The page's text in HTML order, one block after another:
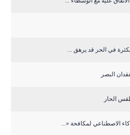
في الحر قد يرهق ...
البصر
الحار
الاصطناعي لمكافحة «...